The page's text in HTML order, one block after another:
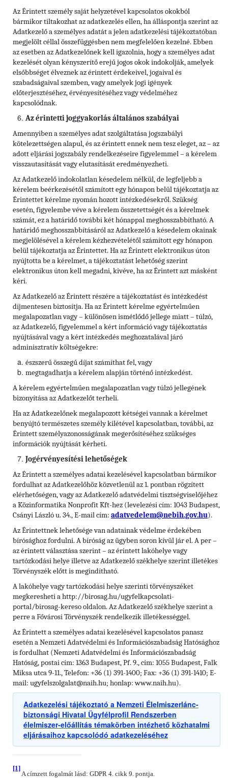
Az Érintett személy saját helyzetével kapcsolatos okokból
bármikor tiltakozhat az adatkezelés ellen, ha álláspontja szerint az
Adatkezelő a személyes adatát a jelen adatkezelési tájékoztatóban
megjelölt céllal összefüggésben nem megfelelően kezelné. Ebben
az esetben az Adatkezelőnek kell igazolnia, hogy a személyes adat
kezelését olyan kényszerítő erejű jogos okok indokolják, amelyek
elsőbbséget élveznek az érintett érdekeivel, jogaival és
szabadságaival szemben, vagy amelyek jogi igények
előterjesztéséhez, érvényesítéséhez vagy védelméhez
kapcsolódnak.
Az érintetti joggyakorlás általános szabályai
Amennyiben a személyes adat szolgáltatása jogszabályi
kötelezettségen alapul, és az érintett ennek nem tesz eleget, az – az
adott eljárási jogszabály rendelkezéseire figyelemmel – a kérelem
visszautasítását vagy elutasítását eredményezheti.
Az Adatkezelő indokolatlan késedelem nélkül, de legfeljebb a
kérelem beérkezésétől számított egy hónapon belül tájékoztatja az
Érintettet kérelme nyomán hozott intézkedésekről. Szükség
esetén, figyelembe véve a kérelem összetettségét és a kérelmek
számát, ez a határidő további két hónappal meghosszabbítható. A
határidő meghosszabbításáról az Adatkezelő a késedelem okainak
megjelölésével a kérelem kézhezvételétől számított egy hónapon
belül tájékoztatja az Érintettet. Ha az Érintett elektronikus úton
nyújtotta be a kérelmet, a tájékoztatást lehetőség szerint
elektronikus úton kell megadni, kivéve, ha az Érintett azt másként
kéri.
Az Adatkezelő az Érintett részére a tájékoztatást és intézkedést
díjmentesen biztosítja. Ha az Érintett kérelme egyértelműen
megalapozatlan vagy – különösen ismétlődő jellege miatt – túlzó,
az Adatkezelő, figyelemmel a kért információ vagy tájékoztatás
nyújtásával vagy a kért intézkedés meghozatalával járó
adminisztratív költségekre:
észszerű összegű díjat számíthat fel, vagy
megtagadhatja a kérelem alapján történő intézkedést.
A kérelem egyértelműen megalapozatlan vagy túlzó jellegének
bizonyítása az Adatkezelőt terheli.
Ha az Adatkezelőnek megalapozott kétségei vannak a kérelmet
benyújtó természetes személy kilétével kapcsolatban, további, az
Érintett személyazonosságának megerősítéséhez szükséges
információk nyújtását kérheti.
Jogérvényesítési lehetőségek
Az Érintett a személyes adatai kezelésével kapcsolatban bármikor
fordulhat az Adatkezelőhöz közvetlenül az 1. pontban rögzített
elérhetőségen, vagy az Adatkezelő adatvédelmi tisztségviselőjéhez
a Közinformatika Nonprofit Kft-hez (levelezési cím: 1043 Budapest,
Csányi László u. 34., E-mail cím: adatvedelem@nebih.gov.hu).
Az Érintettnek lehetősége van adatainak védelme érdekében
bírósághoz fordulni. A bíróság az ügyben soron kívül jár el. A per –
az érintett választása szerint – az érintett lakóhelye vagy
tartózkodási helye illetve az Adatkezelő székhelye szerint illetékes
Törvényszék előtt is megindítható.
A lakóhelye vagy tartózkodási helye szerinti törvényszéket
megkeresheti a http://birosag.hu/ugyfelkapcsolati-
portal/birosag-kereso oldalon. Az Adatkezelő székhelye szerint a
perre a Fővárosi Törvényszék rendelkezik illetékességgel.
Az Érintett a személyes adatai kezelésével kapcsolatos panasz
esetén a Nemzeti Adatvédelmi és Információszabadság Hatósághoz
is fordulhat (Nemzeti Adatvédelmi és Információszabadság
Hatóság, postai cím: 1363 Budapest, Pf. 9., cím: 1055 Budapest, Falk
Miksa utca 9-11., Telefon: +36 (1) 391-1400; Fax: +36 (1) 391-1410; E-
mail: ugyfelszolgalat@naih.hu; honlap: www.naih.hu).
Adatkezelési tájékoztató a Nemzeti Élelmiszerlánc-
biztonsági Hivatal Ügyfélprofil Rendszerben
élelmiszer-előállítás témakörben intézhető közhatalmi
eljárásaihoz kapcsolódó adatkezeléséhez
[1]
A címzett fogalmát lásd: GDPR 4. cikk 9. pontja.